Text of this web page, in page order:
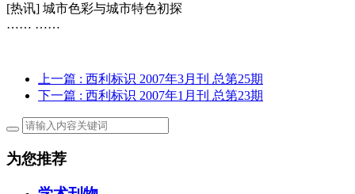
[热讯] 城市色彩与城市特色初探
…… ……
上一篇 : 西利标识 2007年3月刊 总第25期
下一篇 : 西利标识 2007年1月刊 总第23期
为您推荐